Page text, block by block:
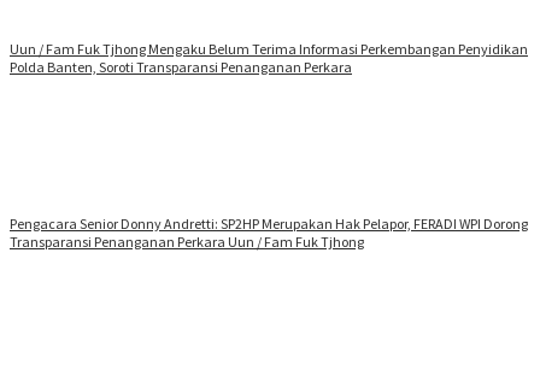
Uun / Fam Fuk Tjhong Mengaku Belum Terima Informasi Perkembangan Penyidikan
Polda Banten, Soroti Transparansi Penanganan Perkara
Pengacara Senior Donny Andretti: SP2HP Merupakan Hak Pelapor, FERADI WPI Dorong
Transparansi Penanganan Perkara Uun / Fam Fuk Tjhong